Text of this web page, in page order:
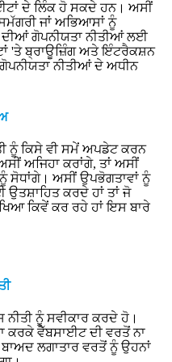
ਦੇ ਲਿੰਕ ਹੋ ਸਕਦੇ ਹਨ। ਅਸੀਂ
ਜਾਂ ਅਭਿਆਸਾਂ ਨੂੰ
ਦੀਆਂ ਗੋਪਨੀਯਤਾ ਨੀਤੀਆਂ ਲਈ
'ਤੇ ਬ੍ਰਾਊਜ਼ਿੰਗ ਅਤੇ ਇੰਟਰੈਕਸ਼ਨ
ਨੀਤੀਆਂ ਦੇ ਅਧੀਨ
ਨੂੰ ਕਿਸੇ ਵੀ ਸਮੇਂ ਅਪਡੇਟ ਕਰਨ
ਅਜਿਹਾ ਕਰਾਂਗੇ, ਤਾਂ ਅਸੀਂ
ਸੋਧਾਂਗੇ। ਅਸੀਂ ਉਪਭੋਗਤਾਵਾਂ ਨੂੰ
ਕਰਦੇ ਹਾਂ ਤਾਂ ਜੋ
ਕਿਵੇਂ ਕਰ ਰਹੇ ਹਾਂ ਇਸ ਬਾਰੇ
ਨੂੰ ਸਵੀਕਾਰ ਕਰਦੇ ਹੋ।
ਕਰਕੇ ਵੈੱਬਸਾਈਟ ਦੀ ਵਰਤੋਂ ਨਾ
ਲਗਾਤਾਰ ਵਰਤੋਂ ਨੂੰ ਉਹਨਾਂ